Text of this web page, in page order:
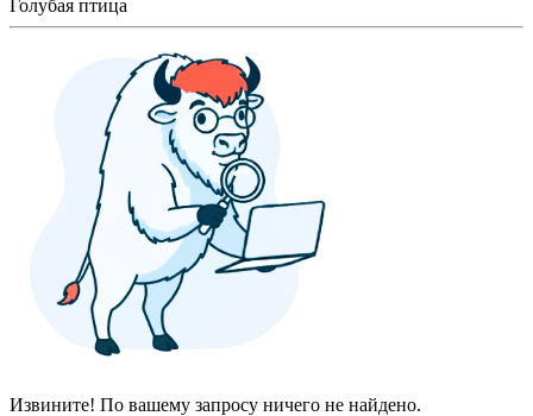
Голубая птица
Извините! По вашему запросу ничего не найдено.